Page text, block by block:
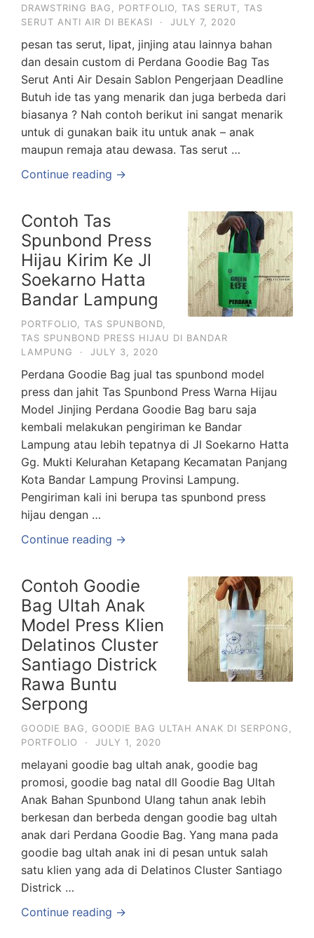
DRAWSTRING BAG PORTFOLIO TAS SERUT
TAS
SERUT ANTI AIR DI BEKASI
· JULY 7, 2020
pesan tas serut, lipat, jinjing atau lainnya bahan
dan desain custom di Perdana Goodie Bag Tas
Serut Anti Air Desain Sablon Pengerjaan Deadline
Butuh ide tas yang menarik dan juga berbeda dari
biasanya ? Nah contoh berikut ini sangat menarik
untuk di gunakan baik itu untuk anak – anak
maupun remaja atau dewasa. Tas serut …
Continue reading →
Contoh Tas
Spunbond Press
Hijau Kirim Ke Jl
Soekarno Hatta
Bandar Lampung
PORTFOLIO TAS SPUNBOND
TAS SPUNBOND PRESS HIJAU DI BANDAR
LAMPUNG
· JULY 3, 2020
Perdana Goodie Bag jual tas spunbond model
press dan jahit Tas Spunbond Press Warna Hijau
Model Jinjing Perdana Goodie Bag baru saja
kembali melakukan pengiriman ke Bandar
Lampung atau lebih tepatnya di Jl Soekarno Hatta
Gg. Mukti Kelurahan Ketapang Kecamatan Panjang
Kota Bandar Lampung Provinsi Lampung.
Pengiriman kali ini berupa tas spunbond press
hijau dengan …
Continue reading →
Contoh Goodie
Bag Ultah Anak
Model Press Klien
Delatinos Cluster
Santiago Districk
Rawa Buntu
Serpong
GOODIE BAG GOODIE BAG ULTAH ANAK DI SERPONG
PORTFOLIO
· JULY 1, 2020
melayani goodie bag ultah anak, goodie bag
promosi, goodie bag natal dll Goodie Bag Ultah
Anak Bahan Spunbond Ulang tahun anak lebih
berkesan dan berbeda dengan goodie bag ultah
anak dari Perdana Goodie Bag. Yang mana pada
goodie bag ultah anak ini di pesan untuk salah
satu klien yang ada di Delatinos Cluster Santiago
Districk …
Continue reading →